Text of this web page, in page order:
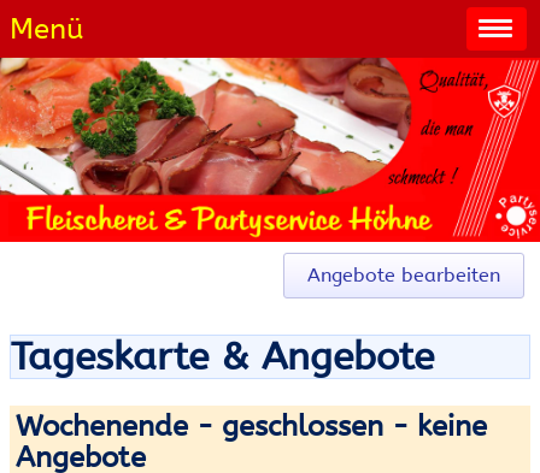
Menü
Angebote bearbeiten
Tageskarte & Angebote
Wochenende - geschlossen - keine
Angebote